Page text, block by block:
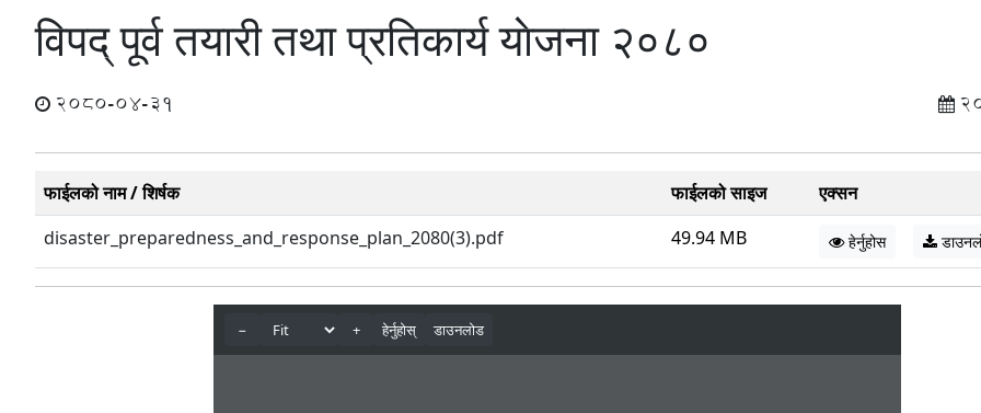
विपद् पूर्व तयारी तथा प्रतिकार्य याेजना २०८०
2080-04-31
फाईलको नाम / शिर्षक फाईलको साइज
एक्सन
disaster_preparedness_and_response_plan_2080(3).pdf
49.94 MB हेर्नुहोस